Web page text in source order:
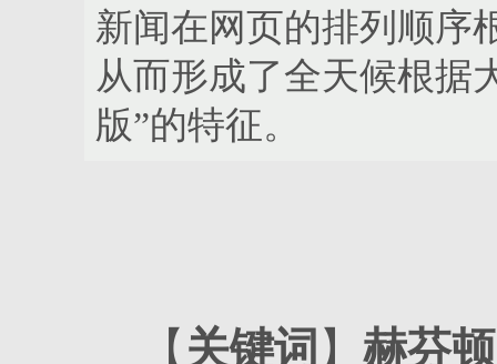
新闻在网页的排列顺序
从而形成了全天候根据
版”的特征。
【 关键词 】赫芬